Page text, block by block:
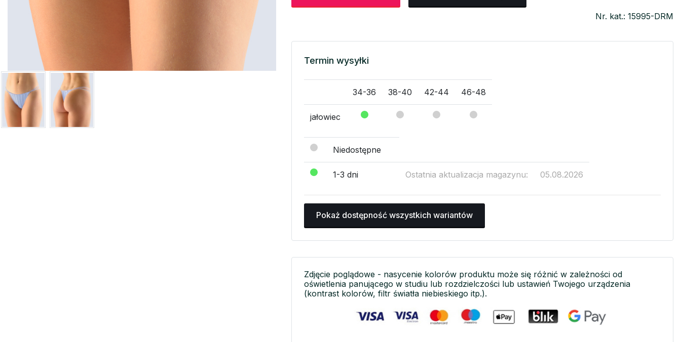
Nr. kat.: 15995-DRM
Termin wysyłki
34-36 38-40 42-44 46-48
jałowiec
Niedostępne
1-3 dni Ostatnia aktualizacja magazynu: 05.08.2026
Pokaż dostępność wszystkich wariantów
Zdjęcie poglądowe - nasycenie kolorów produktu może się różnić w zależności od
oświetlenia panującego w studiu lub rozdzielczości lub ustawień Twojego urządzenia
(kontrast kolorów, filtr światła niebieskiego itp.).